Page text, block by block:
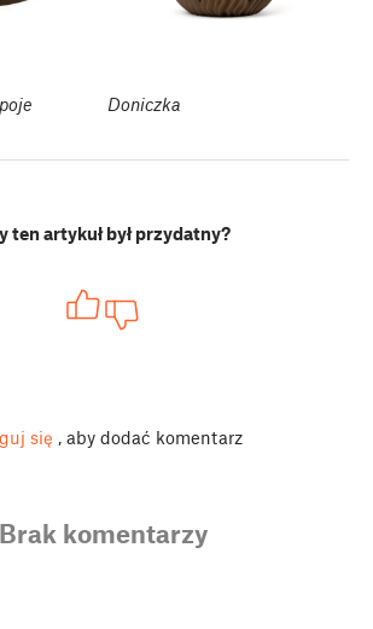
Doniczka
ten artykuł był przydatny?
się , aby dodać komentarz
Brak komentarzy